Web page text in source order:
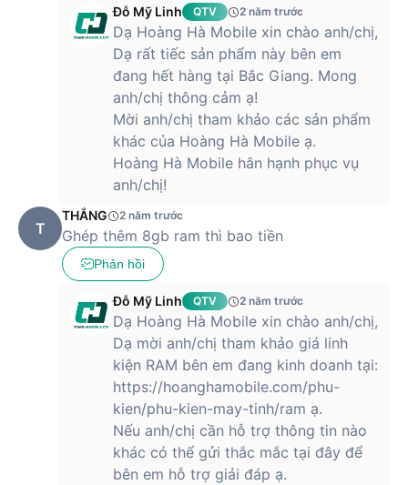
mãi đặc biệt, đảm bảo mang lại trải nghiệm mua sắm tốt nhất
cho khách hàng.
Đỗ Mỹ Linh QTV 2 năm trước
Dạ Hoàng Hà Mobile xin chào anh/chị,
Dạ rất tiếc sản phẩm này bên em
đang hết hàng tại Bắc Giang. Mong
anh/chị thông cảm ạ!
Mời anh/chị tham khảo các sản phẩm
khác của Hoàng Hà Mobile ạ.
Hoàng Hà Mobile hân hạnh phục vụ
anh/chị!
T
THẮNG 2 năm trước
Ghép thêm 8gb ram thì bao tiền
Phản hồi
Đỗ Mỹ Linh QTV 2 năm trước
Dạ Hoàng Hà Mobile xin chào anh/chị,
Dạ mời anh/chị tham khảo giá linh
kiện RAM bên em đang kinh doanh tại:
https://hoanghamobile.com/phu-
kien/phu-kien-may-tinh/ram ạ.
Nếu anh/chị cần hỗ trợ thông tin nào
khác có thể gửi thắc mắc tại đây để
bên em hỗ trợ giải đáp ạ.